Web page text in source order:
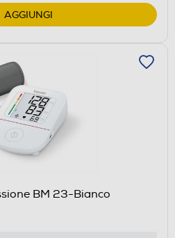
AGGIUNGI
BM 23-Bianco